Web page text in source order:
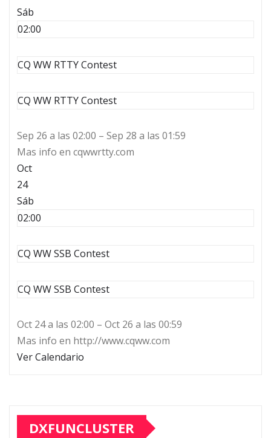
Sáb
02:00
CQ WW RTTY Contest
CQ WW RTTY Contest
Sep 26 a las 02:00 – Sep 28 a las 01:59
Mas info en cqwwrtty.com
Oct
24
Sáb
02:00
CQ WW SSB Contest
CQ WW SSB Contest
Oct 24 a las 02:00 – Oct 26 a las 00:59
Mas info en http://www.cqww.com
Ver Calendario
DXFUNCLUSTER